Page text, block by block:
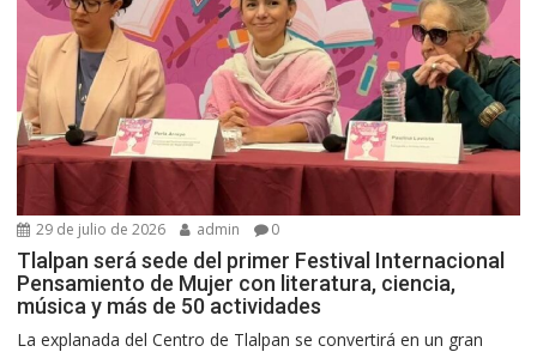
29 de julio de 2026 admin 0
Tlalpan será sede del primer Festival Internacional
Pensamiento de Mujer con literatura, ciencia,
música y más de 50 actividades
La explanada del Centro de Tlalpan se convertirá en un gran